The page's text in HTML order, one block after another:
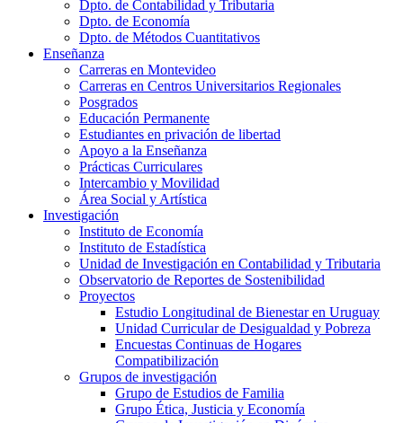
Dpto. de Contabilidad y Tributaria
Dpto. de Economía
Dpto. de Métodos Cuantitativos
Enseñanza
Carreras en Montevideo
Carreras en Centros Universitarios Regionales
Posgrados
Educación Permanente
Estudiantes en privación de libertad
Apoyo a la Enseñanza
Prácticas Curriculares
Intercambio y Movilidad
Área Social y Artística
Investigación
Instituto de Economía
Instituto de Estadística
Unidad de Investigación en Contabilidad y Tributaria
Observatorio de Reportes de Sostenibilidad
Proyectos
Estudio Longitudinal de Bienestar en Uruguay
Unidad Curricular de Desigualdad y Pobreza
Encuestas Continuas de Hogares
Compatibilización
Grupos de investigación
Grupo de Estudios de Familia
Grupo Ética, Justicia y Economía